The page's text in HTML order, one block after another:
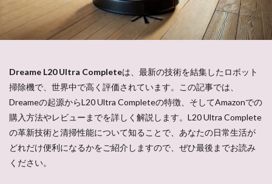
Dreame L20 Ultra Completeは、最新の技術を結集したロボット
掃除機で、世界中で高く評価されています。この記事では、
Dreameの起源からL20 Ultra Completeの特徴、そしてAmazonでの
購入方法やレビューまでを詳しく解説します。L20 Ultra Complete
の革新技術と清掃性能について知ることで、あなたの日常生活が
どれだけ便利になるかをご紹介しますので、ぜひ最後までお読み
ください。